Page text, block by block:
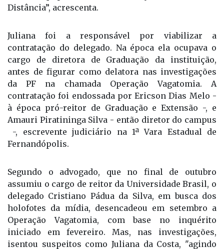
Distância”, acrescenta.
Juliana foi a responsável por viabilizar a
contratação do delegado. Na época ela ocupava o
cargo de diretora de Graduação da instituição,
antes de figurar como delatora nas investigações
da PF na chamada Operação Vagatomia. A
contratação foi endossada por Ericson Dias Melo -
à época pró-reitor de Graduação e Extensão -, e
Amauri Piratininga Silva - então diretor do campus
-, escrevente judiciário na 1ª Vara Estadual de
Fernandópolis.
Segundo o advogado, que no final de outubro
assumiu o cargo de reitor da Universidade Brasil, o
delegado Cristiano Pádua da Silva, em busca dos
holofotes da mídia, desencadeou em setembro a
Operação Vagatomia, com base no inquérito
iniciado em fevereiro. Mas, nas investigações,
isentou suspeitos como Juliana da Costa, "agindo